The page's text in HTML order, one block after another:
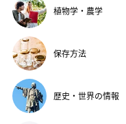
植物学・農学
保存方法
歴史・世界の情報